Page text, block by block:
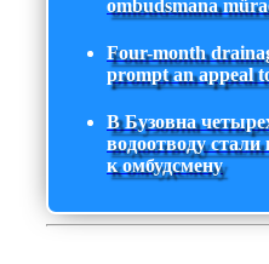
ombudsmana
Four-month
prompt an appeal
В Бузовна
водоотводу
к омбудсмену